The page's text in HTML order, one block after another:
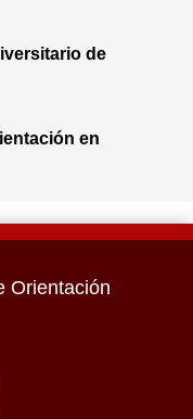
de
en
Orientación